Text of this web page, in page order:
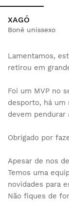
XAGÓ
Boné unissexo
Lamentamos,
retirou em
Foi um MVP no
desporto, há
devem pendurar
Obrigado por
Apesar de nos
Temos uma
novidades para
Não fiques de